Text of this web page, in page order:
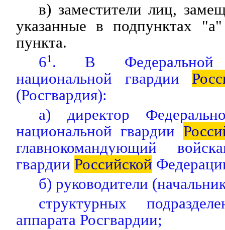
в) заместители лиц,
указанные в подпунктах
пункта.
61 . В Федеральной
национальной гвардии
(Росгвардия):
а) директор
национальной гвардии
главнокомандующий
гвардии Российской
б) руководители
структурных
аппарата Росгвардии;